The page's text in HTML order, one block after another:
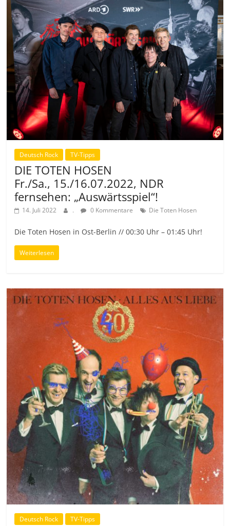
Deutsch Rock TV-Tipps
DIE TOTEN HOSEN
Fr./Sa., 15./16.07.2022, NDR
fernsehen: „Auswärtsspiel“!
14. Juli 2022 . 0 Kommentare Die Toten Hosen
Die Toten Hosen in Ost-Berlin // 00:30 Uhr – 01:45 Uhr!
Weiterlesen
Deutsch Rock TV-Tipps